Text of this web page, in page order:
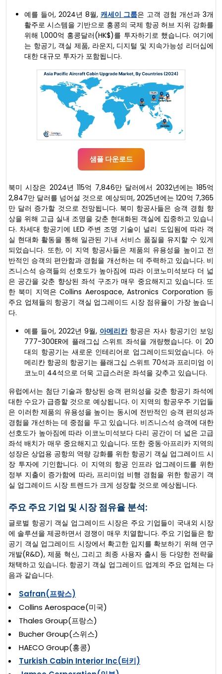
예를 들어, 2024년 8월, 캐세이 그룹은 고객 경험 개선과 3개
활주로 시스템을 기반으로 홍콩의 국제 항공 허브 지위 강화를
위해 1,000억 홍콩달러(HK$)를 투자하기로 했습니다. 여기에
는 항공기, 객실 제품, 라운지, 디지털 및 지속가능성 리더십에
대한 대규모 투자가 포함됩니다.
샘플 다운로드
북미 시장은 2024년 115억 7,846만 달러에서 2032년에는 185억
2,847만 달러를 넘어설 것으로 예상되며, 2025년에는 120억 7,365
만 달러 증가할 것으로 전망됩니다. 북미 항공사들은 승객 경험 향
상을 위해 고급 실내 조명을 갖춘 현대화된 객실에 집중하고 있습니
다. 차세대 항공기에 LED 주변 조명 기술이 널리 도입됨에 따라 객
실 현대화 활동을 통해 일관된 기내 서비스 품질을 유지할 수 있게
되었습니다. 또한, 이 지역 항공사들은 제품의 유용성을 높이고 전
반적인 승객의 편안함과 경험을 개선하는 데 주력하고 있습니다. 비
즈니스석 승객들의 선호도가 높아짐에 따라 이코노미석보다 더 넓
은 공간을 갖춘 향상된 좌석 구조가 매우 중요해지고 있습니다. 또
한 북미 지역은 Collins Aerospace, Astronics Corporation 등
주요 업체들의 항공기 객실 업그레이드 시장 점유율이 가장 높습니
다.
예를 들어, 2022년 9월, 아메리칸항공은 자사 항공기인 보잉
777-300ER에 플래그십 스위트 좌석을 개량했습니다. 이 20
대의 항공기는 새로운 인테리어로 업그레이드되었습니다. 아
메리칸 항공의 항공기는 플래그십 스위트 70석과 프리미엄 이
코노미 44석으로 더욱 고급스러운 좌석을 갖추고 있습니다.
유럽에서는 첨단 기술과 향상된 승객 편의성을 갖춘 항공기 좌석에
대한 수요가 급증할 것으로 예상됩니다. 이 지역의 항공우주 기업들
은 이러한 제품의 유용성을 높이는 동시에 전반적인 승객 편의성과
경험을 개선하는 데 중점을 두고 있습니다. 비즈니스석 승객에 대한
선호도가 높아짐에 따라 이코노미석보다 다리 공간이 더 넓은 고급
좌석 배치가 매우 중요해지고 있습니다. 또한 중동·아프리카 지역의
성장은 상업용 공항의 역량 강화를 위한 항공기 객실 업그레이드 시
장 투자에 기인합니다. 이 지역의 항공 인프라 업그레이드를 위한
정부 지출이 증가함에 따라, 프리미엄 비행 경험을 위한 항공기 객
실 업그레이드 시장 트렌드가 크게 성장할 것으로 예상됩니다.
주요 주요 기업 및 시장 점유율 분석:
글로벌 항공기 객실 업그레이드 시장은 주요 기업들이 국내외 시장
에 솔루션을 제공하면서 경쟁이 매우 치열합니다. 주요 기업들은 항
공기 객실 업그레이드 시장에서 확고한 입지를 확보하기 위해 연구
개발(R&D), 제품 혁신, 그리고 최종 사용자 출시 등 다양한 전략을
채택하고 있습니다. 항공기 객실 업그레이드 업계의 주요 업체는 다
음과 같습니다.
Safran(프랑스)
Collins Aerospace(미국)
Thales Group(프랑스)
Bucher Group(스위스)
HAECO Group(홍콩)
Turkish Cabin Interior Inc(터키)